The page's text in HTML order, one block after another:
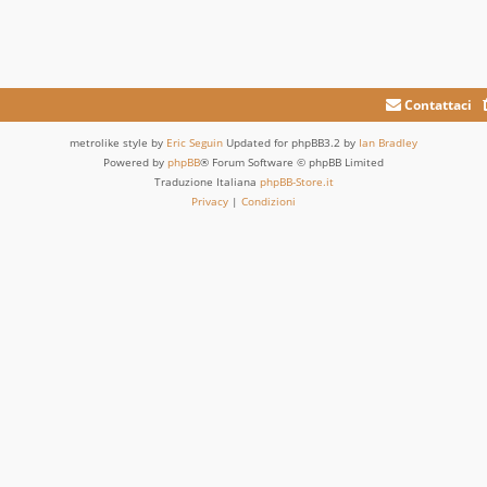
Contattaci
metrolike style by Eric Seguin Updated for phpBB3.2 by Ian Bradley
Powered by phpBB® Forum Software © phpBB Limited
Traduzione Italiana phpBB-Store.it
Privacy | Condizioni